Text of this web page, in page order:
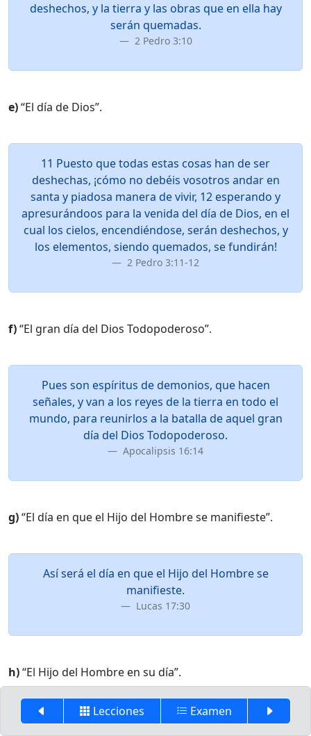
deshechos, y la tierra y las obras que en ella hay
serán quemadas.
2 Pedro 3:10
e)“El día de Dios”.
11 Puesto que todas estas cosas han de ser
deshechas, ¡cómo no debéis vosotros andar en
santa y piadosa manera de vivir, 12 esperando y
apresurándoos para la venida del día de Dios, en el
cual los cielos, encendiéndose, serán deshechos, y
los elementos, siendo quemados, se fundirán!
2 Pedro 3:11-12
f)“El gran día del Dios Todopoderoso”.
Pues son espíritus de demonios, que hacen
señales, y van a los reyes de la tierra en todo el
mundo, para reunirlos a la batalla de aquel gran
día del Dios Todopoderoso.
Apocalipsis 16:14
g)“El día en que el Hijo del Hombre se manifieste”.
Así será el día en que el Hijo del Hombre se
manifieste.
Lucas 17:30
h)“El Hijo del Hombre en su día”.
Porque como el relámpago que al fulgurar
Lecciones Examen